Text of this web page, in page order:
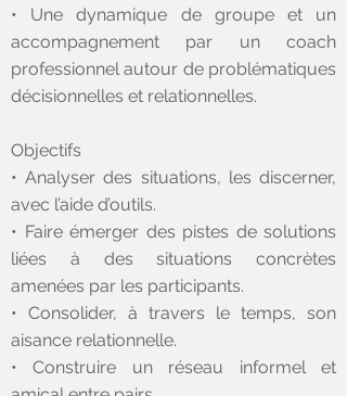
• Une dynamique de groupe et un
accompagnement par un coach
professionnel autour de problématiques
décisionnelles et relationnelles.
Objectifs
• Analyser des situations, les discerner,
avec l’aide d’outils.
• Faire émerger des pistes de solutions
liées à des situations concrètes
amenées par les participants.
• Consolider, à travers le temps, son
aisance relationnelle.
• Construire un réseau informel et